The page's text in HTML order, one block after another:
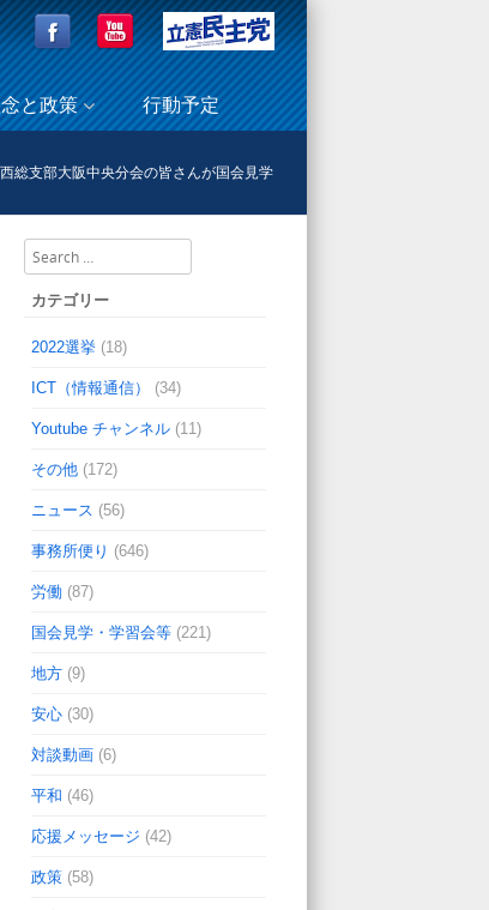
と政策 行動予定
総支部大阪中央分会の皆さんが国会見学
Search
カテゴリー
2022選挙 (18)
ICT（情報通信） (34)
Youtube チャンネル (11)
その他 (172)
ニュース (56)
事務所便り (646)
労働 (87)
国会見学・学習会等 (221)
地方 (9)
安心 (30)
対談動画 (6)
平和 (46)
応援メッセージ (42)
政策 (58)